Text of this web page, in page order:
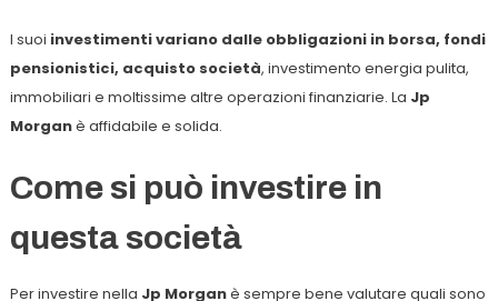
I suoi investimenti variano dalle obbligazioni in borsa, fondi
pensionistici, acquisto società, investimento energia pulita,
immobiliari e moltissime altre operazioni finanziarie. La Jp
Morganè affidabile e solida.
Come si può investire in
questa società
Per investire nella Jp Morganè sempre bene valutare quali sono